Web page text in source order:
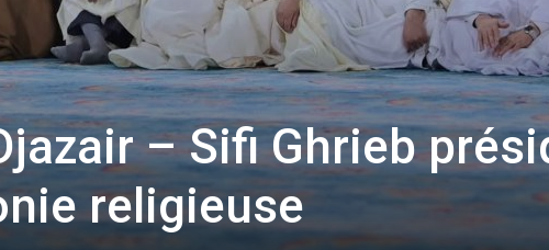
– Sifi Ghrieb
religieuse